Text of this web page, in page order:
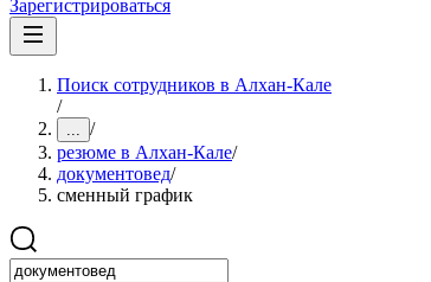
Зарегистрироваться
Поиск сотрудников в Алхан-Кале
/
... /
резюме в Алхан-Кале/
документовед/
сменный график